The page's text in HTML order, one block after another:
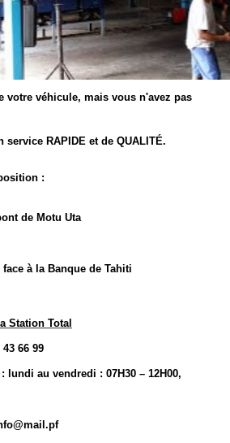
votre véhicule, mais vous n'avez pas
service RAPIDE et de QUALITÉ.
:
de Motu Uta
à la Banque de Tahiti
Station Total
66 99
lundi au vendredi : 07H30 – 12H00,